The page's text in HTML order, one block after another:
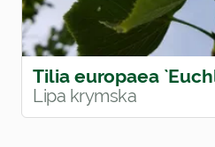
Tilia europaea
Lipa krymska